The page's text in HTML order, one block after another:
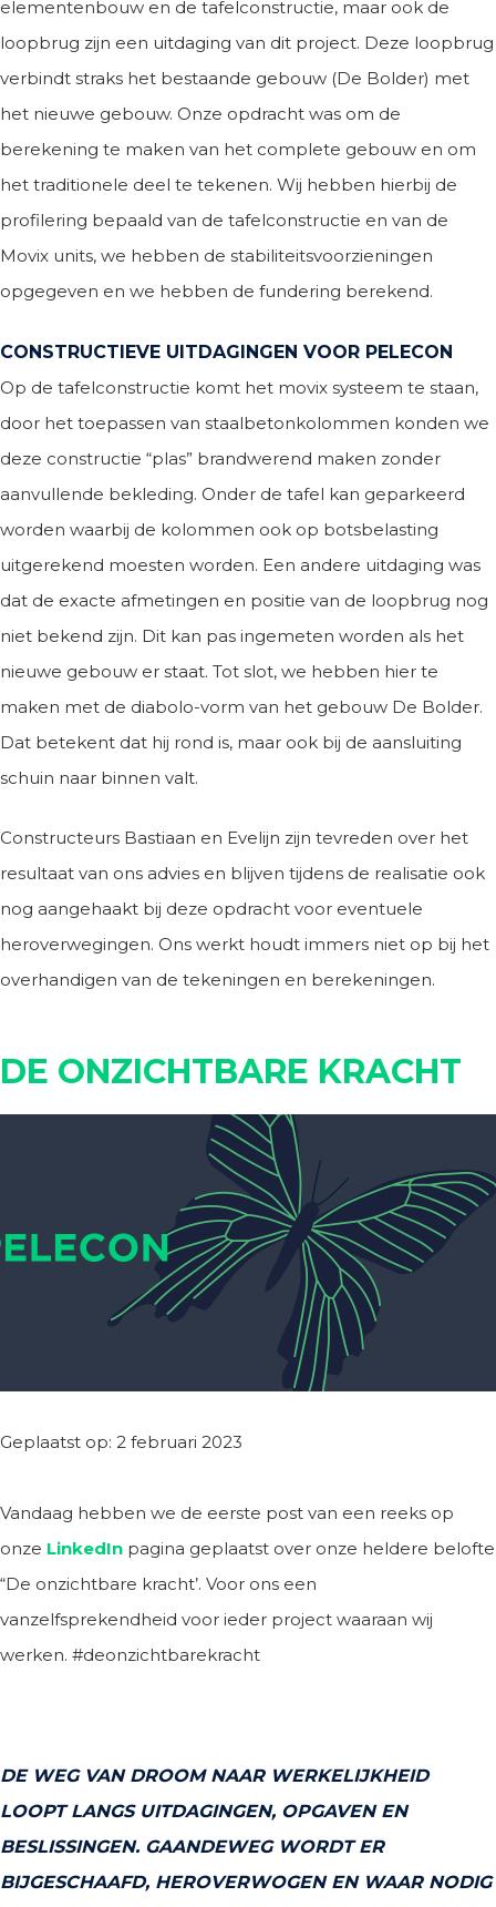
elementenbouw en de tafelconstructie, maar ook de
loopbrug zijn een uitdaging van dit project. Deze loopbrug
verbindt straks het bestaande gebouw (De Bolder) met
het nieuwe gebouw. Onze opdracht was om de
berekening te maken van het complete gebouw en om
het traditionele deel te tekenen. Wij hebben hierbij de
profilering bepaald van de tafelconstructie en van de
Movix units, we hebben de stabiliteitsvoorzieningen
opgegeven en we hebben de fundering berekend.
CONSTRUCTIEVE UITDAGINGEN VOOR PELECON
Op de tafelconstructie komt het movix systeem te staan,
door het toepassen van staalbetonkolommen konden we
deze constructie “plas” brandwerend maken zonder
aanvullende bekleding. Onder de tafel kan geparkeerd
worden waarbij de kolommen ook op botsbelasting
uitgerekend moesten worden. Een andere uitdaging was
dat de exacte afmetingen en positie van de loopbrug nog
niet bekend zijn. Dit kan pas ingemeten worden als het
nieuwe gebouw er staat. Tot slot, we hebben hier te
maken met de diabolo-vorm van het gebouw De Bolder.
Dat betekent dat hij rond is, maar ook bij de aansluiting
schuin naar binnen valt.
Constructeurs Bastiaan en Evelijn zijn tevreden over het
resultaat van ons advies en blijven tijdens de realisatie ook
nog aangehaakt bij deze opdracht voor eventuele
heroverwegingen. Ons werkt houdt immers niet op bij het
overhandigen van de tekeningen en berekeningen.
DE ONZICHTBARE KRACHT
Geplaatst op: 2 februari 2023
Vandaag hebben we de eerste post van een reeks op
onze LinkedIn pagina geplaatst over onze heldere belofte
“De onzichtbare kracht’. Voor ons een
vanzelfsprekendheid voor ieder project waaraan wij
werken. #deonzichtbarekracht
DE WEG VAN DROOM NAAR WERKELIJKHEID
LOOPT LANGS UITDAGINGEN, OPGAVEN EN
BESLISSINGEN. GAANDEWEG WORDT ER
BIJGESCHAAFD, HEROVERWOGEN EN WAAR NODIG